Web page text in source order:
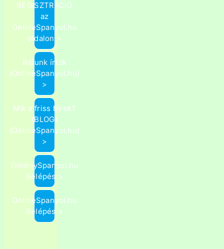
REGISZTRÁCIÓ
az
OnlineSpanyol.hu
oldalon >
Rólunk írták
(OnlineSpanyol.hu)
>
Mik a friss hírek?
(BLOG)
(OnlineSpanyol.hu)
>
ÉlménySpanyol.hu
Belépés >
OnlineSpanyol.hu
Belépés >